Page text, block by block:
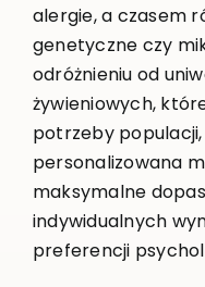
alergie, a czasem
genetyczne czy
odróżnieniu od
żywieniowych,
potrzeby
personalizowana
maksymalne
indywidualnych
preferencji